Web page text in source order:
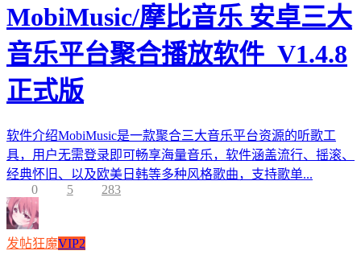
MobiMusic/摩比音乐 安卓三大
音乐平台聚合播放软件_V1.4.8
正式版
软件介绍MobiMusic是一款聚合三大音乐平台资源的听歌工
具，用户无需登录即可畅享海量音乐，软件涵盖流行、摇滚、
经典怀旧、以及欧美日韩等多种风格歌曲，支持歌单...
0
5 283
发帖狂魔VIP2